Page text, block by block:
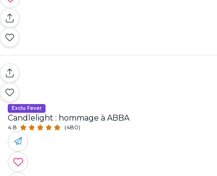
Exclu Fever
Candlelight : hommage à ABBA
4.8 (480)